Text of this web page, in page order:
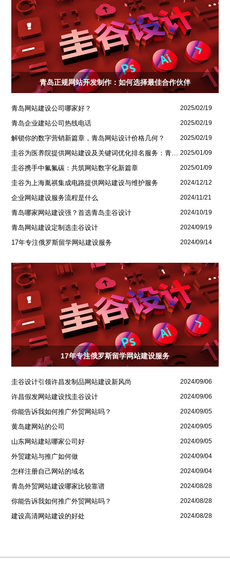
青岛正规网站开发制作：如何选择最佳合作伙伴
青岛网站建设公司哪家好？ 2025/02/19
青岛企业建站公司热线电话 2025/02/19
解锁你的数字营销新篇章，青岛网站设计价格几何？ 2025/02/19
2025/01/09
圭谷携手中氟氟碳：共筑网站数字化新篇章 2025/01/09
圭谷为上海胤祺集成电路提供网站建设与维护服务 2024/12/12
企业网站建设服务流程是什么 2024/11/21
青岛哪家网站建设强？首选青岛圭谷设计 2024/10/19
青岛网站建设定制选圭谷设计 2024/09/19
17年专注俄罗斯留学网站建设服务 2024/09/14
17年专注俄罗斯留学网站建设服务
圭谷设计引领许昌发制品网站建设新风尚 2024/09/06
许昌假发网站建设找圭谷设计 2024/09/06
你能告诉我如何推广外贸网站吗？ 2024/09/05
黄岛建网站的公司 2024/09/05
山东网站建站哪家公司好 2024/09/05
外贸建站与推广如何做 2024/09/04
怎样注册自己网站的域名 2024/09/04
青岛外贸网站建设哪家比较靠谱 2024/08/28
你能告诉我如何推广外贸网站吗？ 2024/08/28
建设高清网站建设的好处 2024/08/28